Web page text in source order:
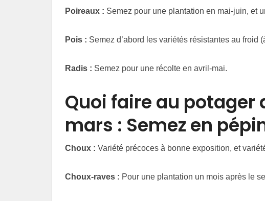
Poireaux : Semez pour une plantation en mai-juin, et
Pois : Semez d’abord les variétés résistantes au froid
Radis : Semez pour une récolte en avril-mai.
Quoi faire au
mars : Semez en
Choux : Variété précoces à bonne exposition, et
Choux-raves : Pour une plantation un mois après le